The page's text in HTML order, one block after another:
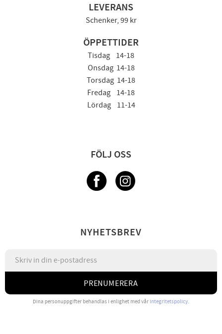
LEVERANS
Schenker, 99 kr
ÖPPETTIDER
Tisdag 14-18
Onsdag 14-18
Torsdag 14-18
Fredag 14-18
Lördag 11-14
FÖLJ OSS
NYHETSBREV
PRENUMERERA
Dina personuppgifter behandlas i enlighet med vår integritetspolicy.